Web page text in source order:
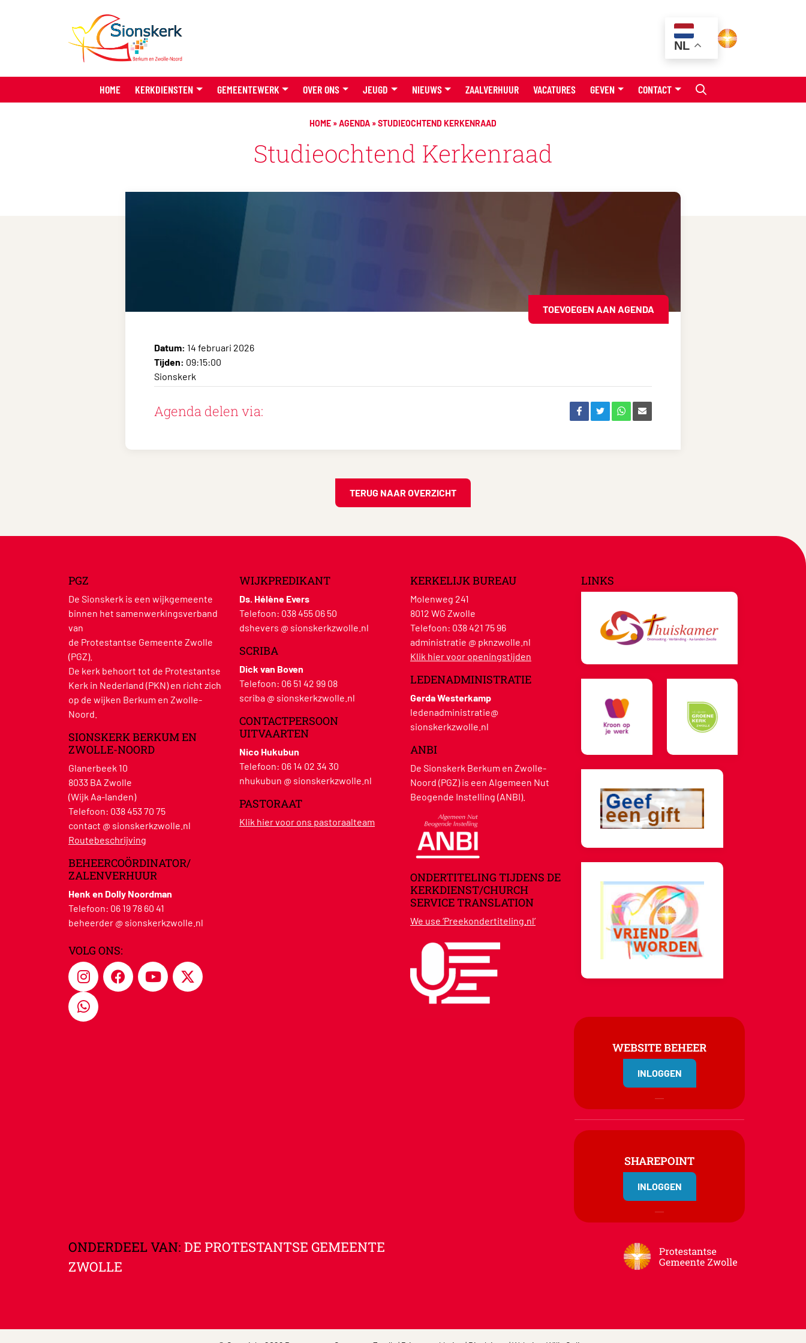
NL
HOME KERKDIENSTEN GEMEENTEWERK OVER ONS JEUGD NIEUWS ZAALVERHUUR VACATURES GEVEN CONTACT
HOME »AGENDA »STUDIEOCHTEND KERKENRAAD
Studieochtend Kerkenraad
TOEVOEGEN AAN AGENDA
Datum: 14 februari 2026
Tijden: 09:15:00
Sionskerk
Agenda delen via:
TERUG NAAR OVERZICHT
PGZ
De Sionskerk is een wijkgemeente
binnen het samenwerkingsverband
van
de Protestantse Gemeente Zwolle
(PGZ).
De kerk behoort tot de Protestantse
Kerk in Nederland (PKN) en richt zich
op de wijken Berkum en Zwolle-
Noord.
SIONSKERK BERKUM EN
ZWOLLE-NOORD
Glanerbeek 10
8033 BA Zwolle
(Wijk Aa-landen)
Telefoon: 038 453 70 75
contact @ sionskerkzwolle.nl
Routebeschrijving
BEHEERCOÖRDINATOR/
ZALENVERHUUR
Henk en Dolly Noordman
Telefoon: 06 19 78 60 41
beheerder @ sionskerkzwolle.nl
VOLG ONS:
WIJKPREDIKANT
Ds. Hélène Evers
Telefoon: 038 455 06 50
dshevers @ sionskerkzwolle.nl
SCRIBA
Dick van Boven
Telefoon: 06 51 42 99 08
scriba @ sionskerkzwolle.nl
CONTACTPERSOON
UITVAARTEN
Nico Hukubun
Telefoon: 06 14 02 34 30
nhukubun @ sionskerkzwolle.nl
PASTORAAT
Klik hier voor ons pastoraalteam
KERKELIJK BUREAU
Molenweg 241
8012 WG Zwolle
Telefoon: 038 421 75 96
administratie @ pknzwolle.nl
Klik hier voor openingstijden
LEDENADMINISTRATIE
Gerda Westerkamp
ledenadministratie@
sionskerkzwolle.nl
ANBI
De Sionskerk Berkum en Zwolle-
Noord (PGZ) is een Algemeen Nut
Beogende Instelling (ANBI).
ONDERTITELING TIJDENS DE
KERKDIENST/CHURCH
SERVICE TRANSLATION
We use ‘Preekondertiteling.nl’
LINKS
WEBSITE BEHEER
INLOGGEN
SHAREPOINT
INLOGGEN
ONDERDEEL VAN: DE PROTESTANTSE GEMEENTE
ZWOLLE